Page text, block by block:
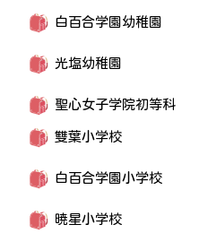
白百合学園幼稚園
光塩幼稚園
聖心女子学院初等科
雙葉小学校
白百合学園小学校
暁星小学校